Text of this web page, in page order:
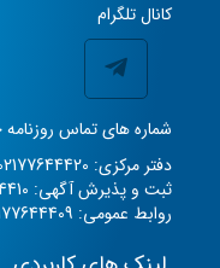
کانال تلگرام
شماره های تماس
دفتر مرکزی: 02177644420
ثبت و پذیرش آگهی: 02177644410
روابط عمومی: 02177644409